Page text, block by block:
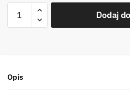
Żeliwny
ONE
Dodaj
Opis